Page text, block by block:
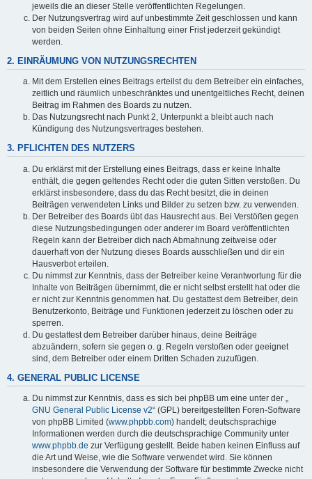
jeweils die an dieser Stelle veröffentlichten Regelungen.
Der Nutzungsvertrag wird auf unbestimmte Zeit geschlossen und kann
von beiden Seiten ohne Einhaltung einer Frist jederzeit gekündigt
werden.
2. EINRÄUMUNG VON NUTZUNGSRECHTEN
Mit dem Erstellen eines Beitrags erteilst du dem Betreiber ein einfaches,
zeitlich und räumlich unbeschränktes und unentgeltliches Recht, deinen
Beitrag im Rahmen des Boards zu nutzen.
Das Nutzungsrecht nach Punkt 2, Unterpunkt a bleibt auch nach
Kündigung des Nutzungsvertrages bestehen.
3. PFLICHTEN DES NUTZERS
Du erklärst mit der Erstellung eines Beitrags, dass er keine Inhalte
enthält, die gegen geltendes Recht oder die guten Sitten verstoßen. Du
erklärst insbesondere, dass du das Recht besitzt, die in deinen
Beiträgen verwendeten Links und Bilder zu setzen bzw. zu verwenden.
Der Betreiber des Boards übt das Hausrecht aus. Bei Verstößen gegen
diese Nutzungsbedingungen oder anderer im Board veröffentlichten
Regeln kann der Betreiber dich nach Abmahnung zeitweise oder
dauerhaft von der Nutzung dieses Boards ausschließen und dir ein
Hausverbot erteilen.
Du nimmst zur Kenntnis, dass der Betreiber keine Verantwortung für die
Inhalte von Beiträgen übernimmt, die er nicht selbst erstellt hat oder die
er nicht zur Kenntnis genommen hat. Du gestattest dem Betreiber, dein
Benutzerkonto, Beiträge und Funktionen jederzeit zu löschen oder zu
sperren.
Du gestattest dem Betreiber darüber hinaus, deine Beiträge
abzuändern, sofern sie gegen o. g. Regeln verstoßen oder geeignet
sind, dem Betreiber oder einem Dritten Schaden zuzufügen.
4. GENERAL PUBLIC LICENSE
Du nimmst zur Kenntnis, dass es sich bei phpBB um eine unter der „
GNU General Public License v2“ (GPL) bereitgestellten Foren-Software
von phpBB Limited (www.phpbb.com) handelt; deutschsprachige
Informationen werden durch die deutschsprachige Community unter
www.phpbb.de zur Verfügung gestellt. Beide haben keinen Einfluss auf
die Art und Weise, wie die Software verwendet wird. Sie können
insbesondere die Verwendung der Software für bestimmte Zwecke nicht